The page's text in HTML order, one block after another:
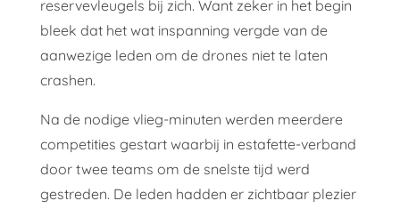
reservevleugels bij zich. Want zeker in het begin
bleek dat het wat inspanning vergde van de
aanwezige leden om de drones niet te laten
crashen.
Na de nodige vlieg-minuten werden meerdere
competities gestart waarbij in estafette-verband
door twee teams om de snelste tijd werd
gestreden. De leden hadden er zichtbaar plezier